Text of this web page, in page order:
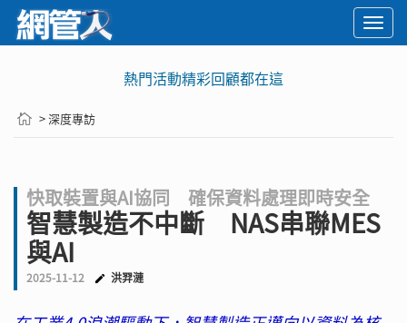
熱門活動精彩回顧都在這
> 深度專訪
快取裝置與AI協同 確保資料處理即時安全
智慧製造不中斷 NAS串聯MES
與AI
2025-11-12 洪羿漣